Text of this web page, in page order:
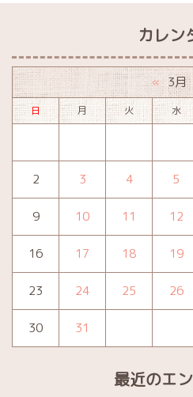
カレン
« 3月
日 月 火 水
2 3 4 5
9 10 11 12
16 17 18 19
23 24 25 26
30 31
最近のエ